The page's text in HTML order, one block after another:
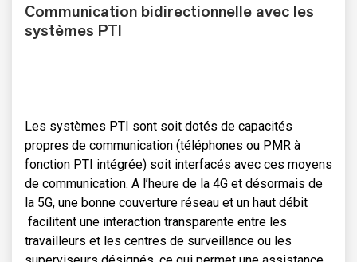
Communication bidirectionnelle avec les
systèmes PTI
Les systèmes PTI sont soit dotés de capacités
propres de communication (téléphones ou PMR à
fonction PTI intégrée) soit interfacés avec ces moyens
de communication. A l’heure de la 4G et désormais de
la 5G, une bonne couverture réseau et un haut débit
facilitent une interaction transparente entre les
travailleurs et les centres de surveillance ou les